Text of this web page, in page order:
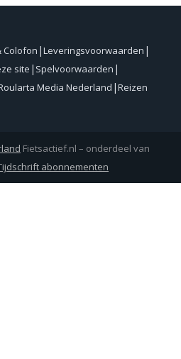
Colofon Leveringsvoorwaarden
site Spelvoorwaarden
Media Nederland Reizen
Fietsactief.nl – onderdeel van
abonnementen